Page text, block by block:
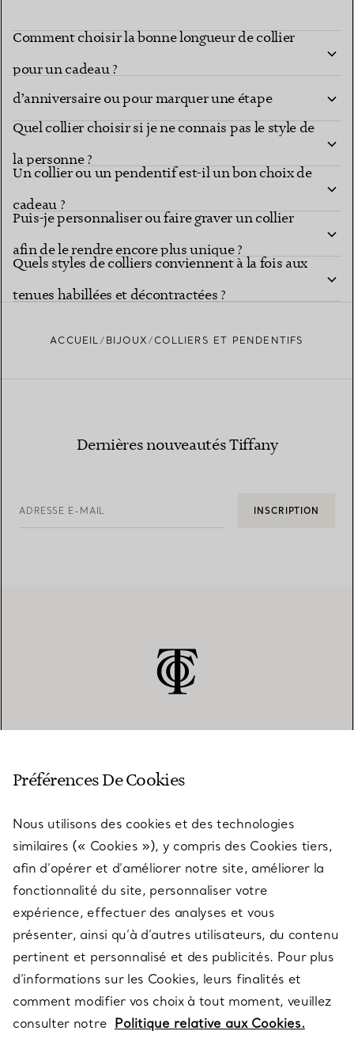
Comment choisir la bonne longueur de collier
pour un cadeau ?
Quel collier choisir pour un cadeau
d’anniversaire ou pour marquer une étape
importante ?
Quel collier choisir si je ne connais pas le style de
la personne ?
Un collier ou un pendentif est-il un bon choix de
cadeau ?
Puis-je personnaliser ou faire graver un collier
afin de le rendre encore plus unique ?
Quels styles de colliers conviennent à la fois aux
tenues habillées et décontractées ?
ACCUEIL BIJOUX COLLIERS ET PENDENTIFS
Dernières nouveautés Tiffany
ADRESSE E-MAIL INSCRIPTION
SERVICES
À PROPOS
QUESTIONS LÉGALES
SUIVEZ-NOUS
Préférences De Cookies
Nous utilisons des cookies et des technologies
similaires (« Cookies »), y compris des Cookies tiers,
afin d’opérer et d’améliorer notre site, améliorer la
fonctionnalité du site, personnaliser votre
expérience, effectuer des analyses et vous
présenter, ainsi qu’à d’autres utilisateurs, du contenu
pertinent et personnalisé et des publicités. Pour plus
d’informations sur les Cookies, leurs finalités et
comment modifier vos choix à tout moment, veuillez
consulter notre Politique relative aux Cookies.